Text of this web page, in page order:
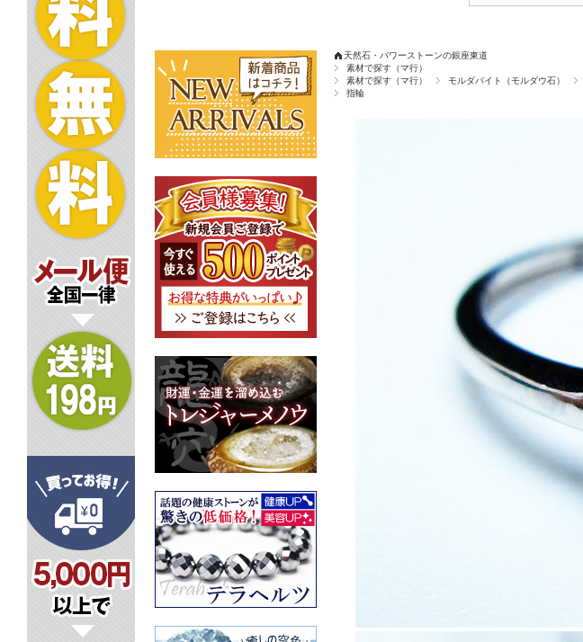
天然石・パワーストーンの銀座東道
素材で探す（マ行）
素材で探す（マ行）
モルダバイト（モルダウ石）
指輪